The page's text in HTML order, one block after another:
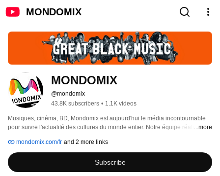
MONDOMIX
MONDOMIX
@mondomix
43.8K subscribers • 1.1K videos
Musiques, cinéma, BD, Mondomix est aujourd'hui le média incontournable
pour suivre l'actualité des cultures du monde entier. Notre équipe réalise
d'avenir et vous faire vibrer aux sons d'hier et d'aujourd'hui.
...more
mondomix.com/fr and 2 more links
Subscribe